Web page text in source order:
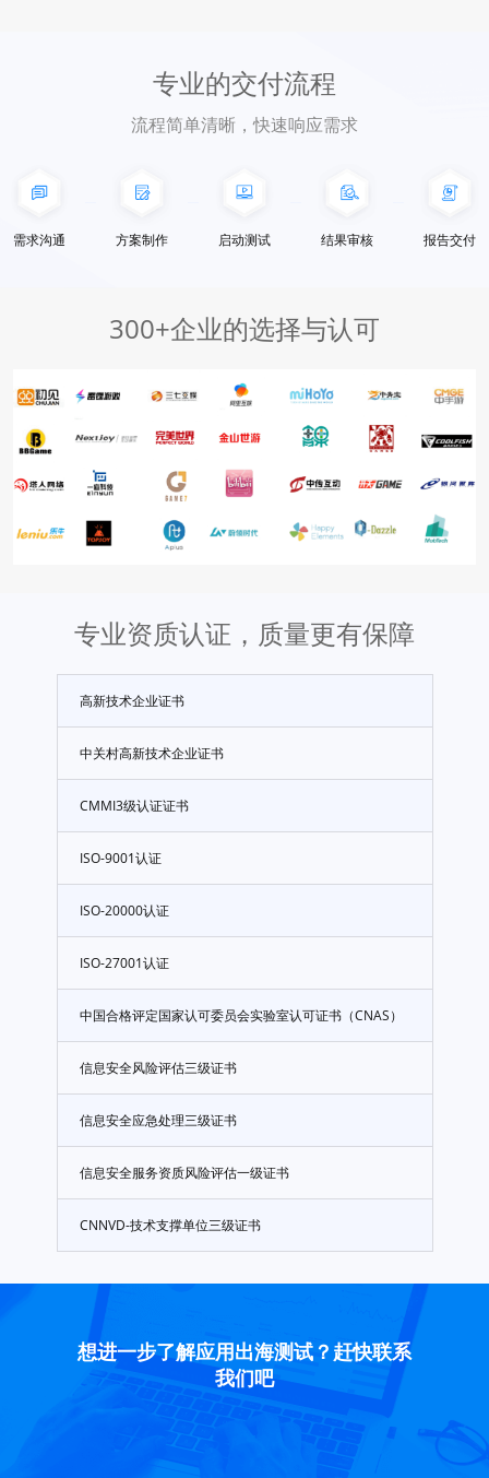
专业的交付流程
流程简单清晰，快速响应需求
需求沟通 方案制作 启动测试 结果审核 报告交付
300+企业的选择与认可
专业资质认证，质量更有保障
高新技术企业证书
中关村高新技术企业证书
CMMI3级认证证书
ISO-9001认证
ISO-20000认证
ISO-27001认证
中国合格评定国家认可委员会实验室认可证书（CNAS）
信息安全风险评估三级证书
信息安全应急处理三级证书
信息安全服务资质风险评估一级证书
CNNVD-技术支撑单位三级证书
想进一步了解应用出海测试？赶快联系
我们吧